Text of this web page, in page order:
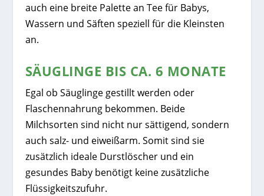
auch eine breite Palette an Tee für Babys,
Wassern und Säften speziell für die Kleinsten
an.
SÄUGLINGE BIS CA. 6 MONATE
Egal ob Säuglinge gestillt werden oder
Flaschennahrung bekommen. Beide
Milchsorten sind nicht nur sättigend, sondern
auch salz- und eiweißarm. Somit sind sie
zusätzlich ideale Durstlöscher und ein
gesundes Baby benötigt keine zusätzliche
Flüssigkeitszufuhr.